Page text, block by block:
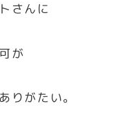
さんに
が
りがたい。